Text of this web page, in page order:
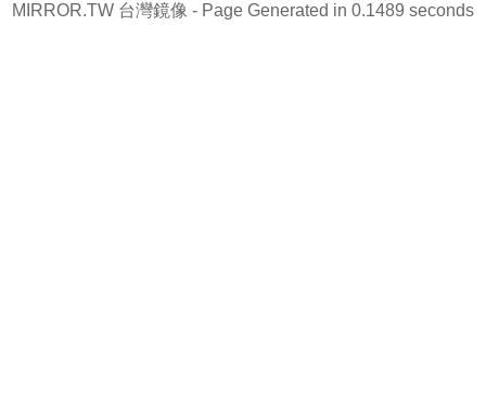
MIRROR.TW 台灣鏡像 - Page Generated in 0.1489 seconds